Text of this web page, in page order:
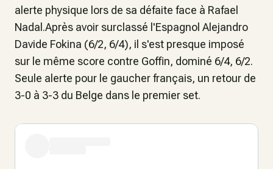
alerte physique lors de sa défaite face à Rafael
Nadal.Après avoir surclassé l'Espagnol Alejandro
Davide Fokina (6/2, 6/4), il s'est presque imposé
sur le même score contre Goffin, dominé 6/4, 6/2.
Seule alerte pour le gaucher français, un retour de
3-0 à 3-3 du Belge dans le premier set.